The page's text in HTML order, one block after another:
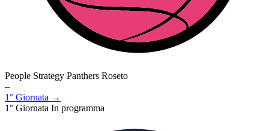
People Strategy Panthers Roseto
–
1° Giornata →
1° Giornata In programma